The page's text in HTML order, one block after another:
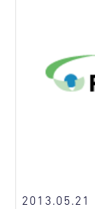
2013.05.21